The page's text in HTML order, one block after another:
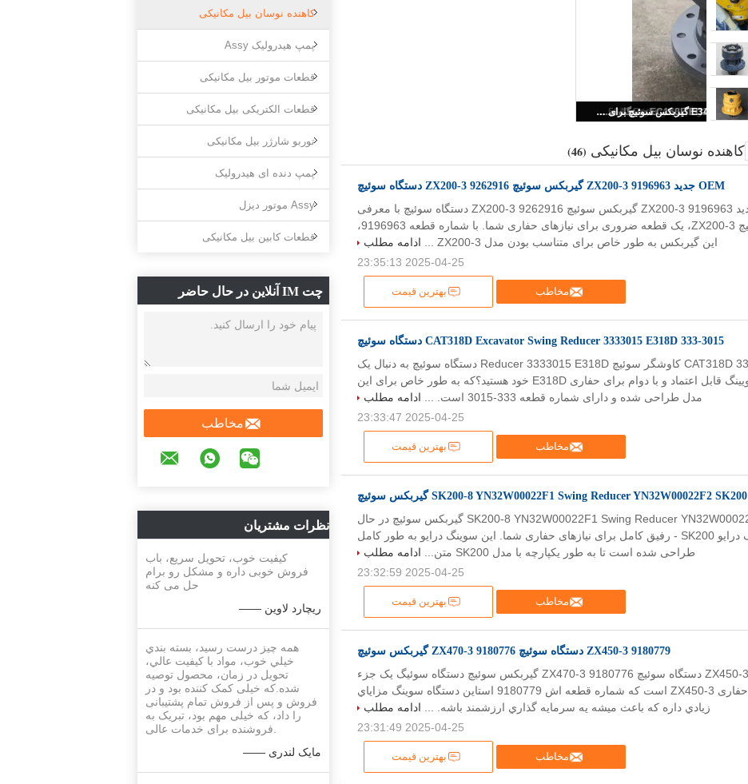
کاهنده نوسان بیل مکانیکی
پمپ هیدرولیک Assy
قطعات موتور بیل مکانیکی
قطعات الکتریکی بیل مکانیکی
توربو شارژر بیل مکانیکی
پمپ دنده ای هیدرولیک
Assy موتور دیزل
قطعات کابین بیل مکانیکی
چت IM آنلاین در حال حاضر
مخاطب
نظرات مشتریان
کیفیت خوب، تحویل سریع، باب
فروش خوبی داره و مشکل رو برام
حل می کنه
—— ریچارد لاوین
همه چيز درست رسيد، بسته بندي
خيلي خوب، مواد با کيفيت عالي،
تحویل در زمان، محصول توصيه
شده.که خیلی کمک کننده بود و در
فروش و پس از فروش تمام پشتیبانی
را داد، که خیلی مهم بود، تبریک به
—— مایک لندری
کاهنده نوسان بیل مکانیکی (46)
OEM جدید 9196963 ZX200-3 گیربکس سوئیچ 9262916 ZX200-3 دستگاه سوئیچ
مخاطب بهترین قیمت
OEM جدید 9196963 ZX200-3 گیربکس سوئیچ 9262916 ZX200-3 دستگاه سوئیچ با معرفی
گیربکس سوئیچ ZX200-3، یک قطعه ضروری برای نیازهای حفاری شما. با شماره قطعه 9196963،
این گیربکس به طور خاص برای متناسب بودن مدل ZX200-3 ...
ادامه مطلب
2025-04-25 23:35:13
333-3015 CAT318D Excavator Swing Reducer 3333015 E318D دستگاه سوئیچ
مخاطب بهترین قیمت
333-3015 CAT318D کاوشگر سوئیچ Reducer 3333015 E318D دستگاه سوئیچ به دنبال یک
گیربکس اسویینگ قابل اعتماد و با دوام برای حفاری E318D خود هستید؟که به طور خاص برای این
مدل طراحی شده و دارای شماره قطعه 333-3015 است. ...
ادامه مطلب
2025-04-25 23:33:47
SK200-8 YN32W00022F1 Swing Reducer YN32W00022F2 SK200 گیربکس سوئیچ
مخاطب بهترین قیمت
SK200-8 YN32W00022F1 Swing Reducer YN32W00022F2 SK200 گیربکس سوئیچ در حال
معرفی سوینگ درایو SK200 - رفیق کامل برای نیازهای حفاری شما. این سوینگ درایو به طور کامل
طراحی شده است تا به طور یکپارچه با مدل SK200 متن...
ادامه مطلب
2025-04-25 23:32:59
9180779 ZX450-3 دستگاه سوئیچ 9180776 ZX470-3 گیربکس سوئیچ
مخاطب بهترین قیمت
9180779 ZX450-3 دستگاه سوئیچ 9180776 ZX470-3 گیربکس سوئیچ دستگاه سوئیگ یک جزء
مهم برای حفاری ZX450-3 است که شماره قطعه اش 9180779 استاين دستگاه سوينگ مزاياي
زيادي داره که باعث ميشه يه سرمايه گذاري ارزشمند باشه. ... ادامه مطلب
2025-04-25 23:31:49